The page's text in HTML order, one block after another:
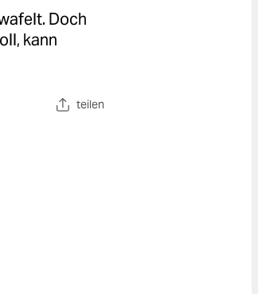
Doch
kann
teilen